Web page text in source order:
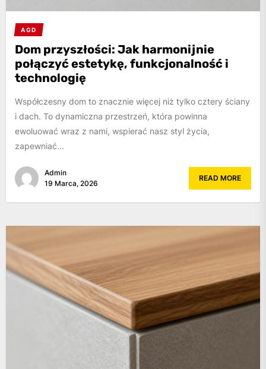
AGD
Dom przyszłości: Jak harmonijnie
połączyć estetykę, funkcjonalność i
technologię
Współczesny dom to znacznie więcej niż tylko cztery ściany
i dach. To dynamiczna przestrzeń, która powinna
ewoluować wraz z nami, wspierać nasz styl życia,
zapewniać...
Admin
19 Marca, 2026
READ MORE